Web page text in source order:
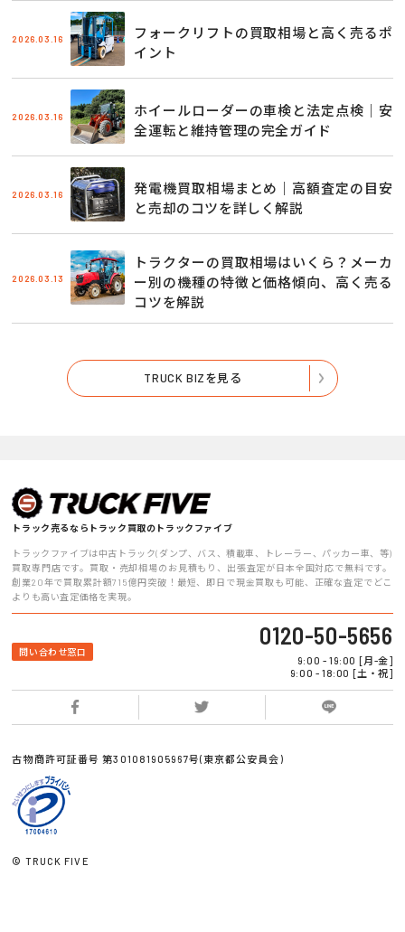
2026.03.16
フォークリフトの買取相場と高く売るポ
イント
2026.03.16
ホイールローダーの車検と法定点検｜安
全運転と維持管理の完全ガイド
2026.03.16
発電機買取相場まとめ｜高額査定の目安
と売却のコツを詳しく解説
2026.03.13
トラクターの買取相場はいくら？メーカ
ー別の機種の特徴と価格傾向、高く売る
コツを解説
TRUCK BIZを見る
トラック売るならトラック買取のトラックファイブ
トラックファイブは中古トラック(ダンプ、バス、積載車、トレーラー、パッカー車、等)
買取専門店です。買取・売却相場のお見積もり、出張査定が日本全国対応で無料です。
創業20年で買取累計額715億円突破！最短、即日で現金買取も可能、正確な査定でどこ
よりも高い査定価格を実現。
問い合わせ窓口
0120-50-5656
9:00 - 19:00 [月-金]
9:00 - 18:00 [土・祝]
古物商許可証番号 第301081905967号(東京都公安員会)
© TRUCK FIVE